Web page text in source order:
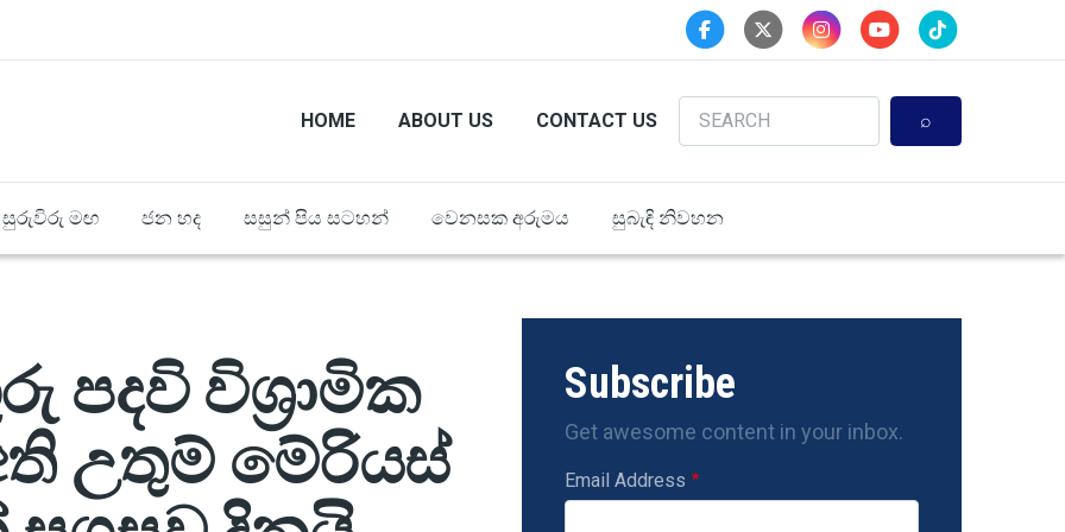
HOME ABOUT US CONTACT US
Search
සුරුවිරු මඟ ජන හද සසුන් පිය සටහන් වෙනසක අරුමය සුබැඳි නිවහන
පදවි විශ්‍රාමික
උතුම් මේරියස්
Subscribe
Get awesome content in your inbox.
Email Address